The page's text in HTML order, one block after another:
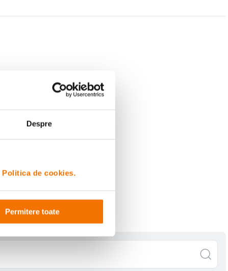
Despre
Politica de cookies.
Permitere toate